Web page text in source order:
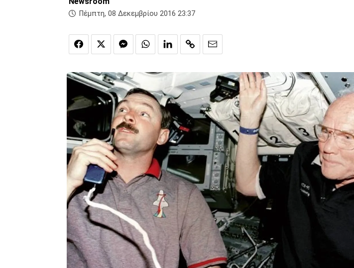
Πέμπτη, 08 Δεκεμβρίου 2016 23:37